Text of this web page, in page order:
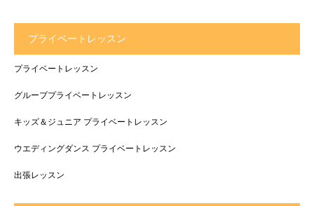
プライベートレッスン
プライベートレッスン
グループプライベートレッスン
キッズ＆ジュニア プライベートレッスン
ウエディングダンス プライベートレッスン
出張レッスン